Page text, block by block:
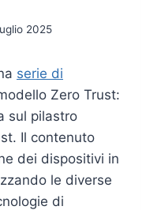
2025
serie di
Zero Trust:
sul pilastro
Il contenuto
dei dispositivi in
le diverse
di